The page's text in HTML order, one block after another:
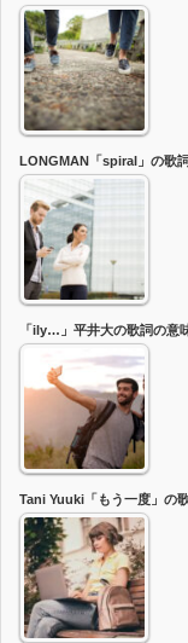
LONGMAN「spiral」の歌
「ily…」平井大の歌詞の意
Tani Yuuki「もう一度」の